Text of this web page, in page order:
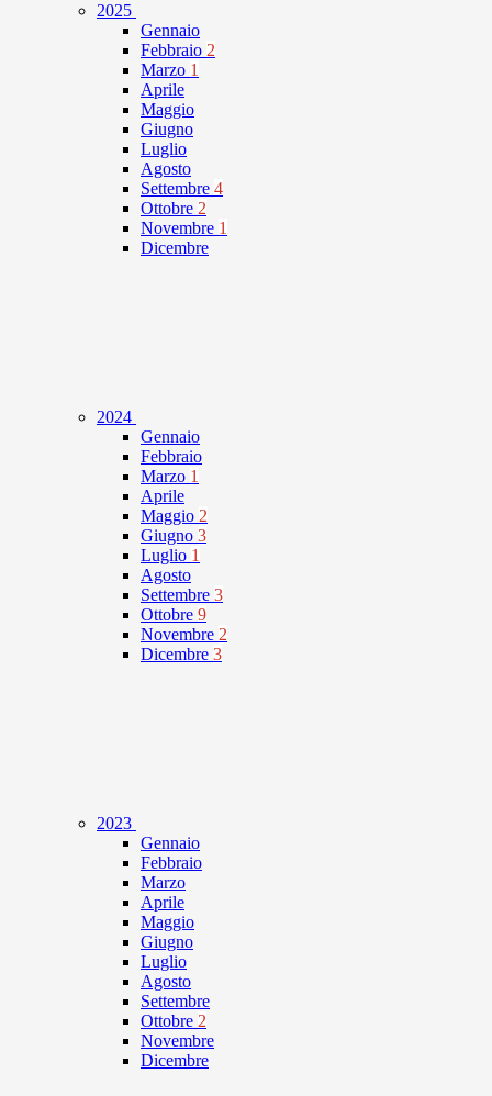
2025
Gennaio
Febbraio 2
Marzo 1
Aprile
Maggio
Giugno
Luglio
Agosto
Settembre 4
Ottobre 2
Novembre 1
Dicembre
2024
Gennaio
Febbraio
Marzo 1
Aprile
Maggio 2
Giugno 3
Luglio 1
Agosto
Settembre 3
Ottobre 9
Novembre 2
Dicembre 3
2023
Gennaio
Febbraio
Marzo
Aprile
Maggio
Giugno
Luglio
Agosto
Settembre
Ottobre 2
Novembre
Dicembre